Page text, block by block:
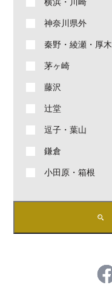
神奈川県外
秦野・綾瀬・厚木
茅ヶ崎
藤沢
辻堂
逗子・葉山
鎌倉
小田原・箱根